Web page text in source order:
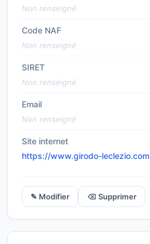
Non renseigné
Code NAF
Non renseigné
SIRET
Non renseigné
Email
Non renseigné
Site internet
https://www.girodo-leclezio.com
✎ Modifier ⌫ Supprimer